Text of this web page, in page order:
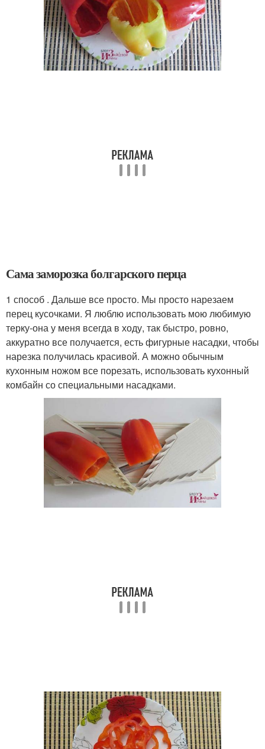
Сама заморозка болгарского перца
1 способ . Дальше все просто. Мы просто нарезаем
перец кусочками. Я люблю использовать мою любимую
терку-она у меня всегда в ходу, так быстро, ровно,
аккуратно все получается, есть фигурные насадки, чтобы
нарезка получилась красивой. А можно обычным
кухонным ножом все порезать, использовать кухонный
комбайн со специальными насадками.